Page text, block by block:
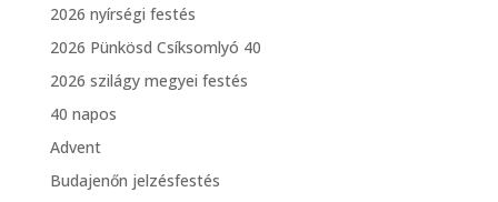
2026 nyírségi festés
2026 Pünkösd Csíksomlyó 40
2026 szilágy megyei festés
40 napos
Advent
Budajenőn jelzésfestés